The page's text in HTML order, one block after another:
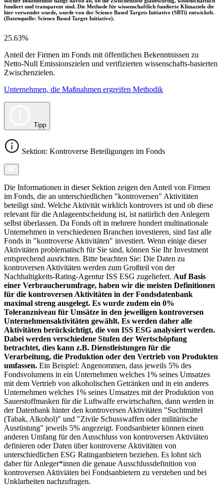
fundiert und transparent sind. Die Methode für wissenschaftlich fundierte Klimaziele die
hier verwendet wurde, wurde von der Science Based Targets Initiative (SBTi) entwickelt.
(Datenquelle: Science Based Target Initiative).
25.63%
Anteil der Firmen im Fonds mit öffentlichen Bekenntnissen zu
Netto-Null Emissionszielen und verifizierten wissenschafts-basierten
Zwischenzielen.
Unternehmen, die Maßnahmen ergreifen Methodik
Tipp
Sektion: Kontroverse Beteiligungen im Fonds
Die Informationen in dieser Sektion zeigen den Anteil von Firmen
im Fonds, die an unterschiedlichen "kontroversen" Aktivitäten
beteiligt sind. Welche Aktivität wirklich kontrovers ist und ob diese
relevant für die Anlageentscheidung ist, ist natürlich den Anlegern
selbst überlassen. Da Fonds oft in mehrere hundert multinationale
Unternehmen in verschiedenen Branchen investieren, sind fast alle
Fonds in "kontroverse Aktivitäten" investiert. Wenn einige dieser
Aktivitäten problematisch für Sie sind, können Sie Ihr Investment
entsprechend ausrichten. Bitte beachten Sie: Die Daten zu
kontroversen Aktivitäten werden zum Großteil von der
Nachhaltigkeits-Rating-Agentur ISS ESG zugeliefert. Auf Basis
einer Verbraucherumfrage, haben wir die meisten Definitionen
für die kontroversen Aktivitäten in der Fondsdatenbank
maximal streng ausgelegt. Es wurde zudem ein 0%
Toleranzniveau für Umsätze in den jeweiligen kontroversen
Unternehmensaktivitäten gewählt. Es werden daher alle
Aktivitäten berücksichtigt, die von ISS ESG analysiert werden.
Dabei werden verschiedene Stufen der Wertschöpfung
betrachtet, dies kann z.B. Dienstleistungen für die
Verarbeitung, die Produktion oder den Vertrieb von Produkten
umfassen. Ein Beispiel: Angenommen, dass jeweils 5% des
Fondsvolumens in ein Unternehmen welches 1% seines Umsatzes
mit dem Vertrieb von alkoholischen Getränken und in ein anderes
Unternehmen welches 1% seines Umsatzes mit der Produktion von
Sauerstoffmasken für die Luftwaffe erwirtschaften, dann werden in
der Datenbank hinter den kontroversen Aktivitäten "Suchtmittel
(Tabak, Alkohol)" und "Zivile Schusswaffen oder militärische
Ausrüstung" jeweils 5% angezeigt. Fondsanbieter können einen
anderen Umfang für den Ausschluss von kontroversen Aktiviäten
definieren oder Daten über kontroverse Aktivitäten von
unterschiedlichen ESG Ratinganbietern beziehen. Es lohnt sich
daher für Anleger*innen die genaue Ausschlussdefinition von
kontroversen Aktiviäten bei Fondsanbietern zu verstehen und bei
Unklarheiten nachzufragen.